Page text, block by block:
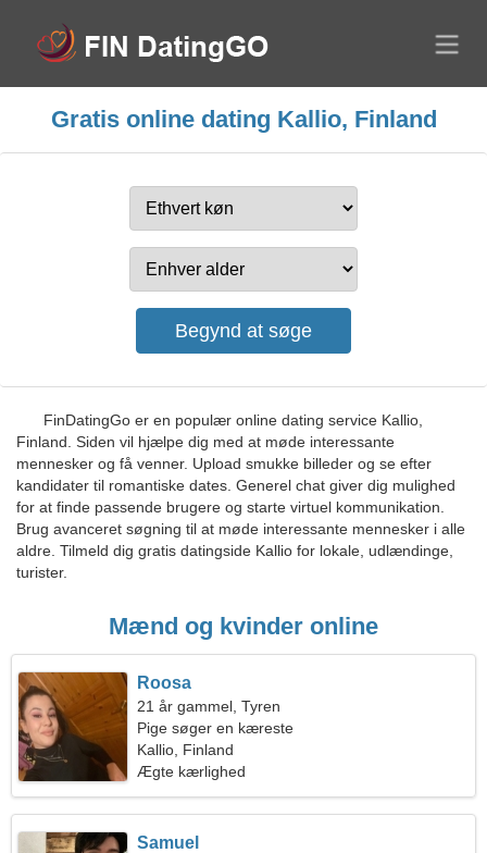
Gratis online dating Kallio, Finland
FinDatingGo er en populær online dating service Kallio,
Finland. Siden vil hjælpe dig med at møde interessante
mennesker og få venner. Upload smukke billeder og se efter
kandidater til romantiske dates. Generel chat giver dig mulighed
for at finde passende brugere og starte virtuel kommunikation.
Brug avanceret søgning til at møde interessante mennesker i alle
aldre. Tilmeld dig gratis datingside Kallio for lokale, udlændinge,
turister.
Mænd og kvinder online
Roosa
21 år gammel, Tyren
Pige søger en kæreste
Kallio, Finland
Ægte kærlighed
Samuel